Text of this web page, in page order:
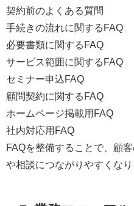
契約前のよくある質問
手続きの流れに関するFAQ
必要書類に関するFAQ
サービス範囲に関するFAQ
セミナー申込FAQ
顧問契約に関するFAQ
ホームページ掲載用FAQ
社内対応用FAQ
FAQを整備することで、顧
や相談につながりやすくなり